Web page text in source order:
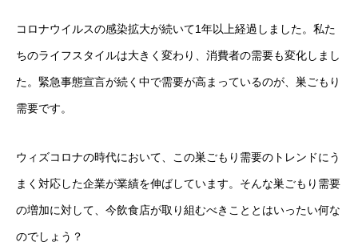
コロナウイルスの感染拡大が続いて1年以上経過しました。私た
ちのライフスタイルは大きく変わり、消費者の需要も変化しまし
た。緊急事態宣言が続く中で需要が高まっているのが、巣ごもり
需要です。
ウィズコロナの時代において、この巣ごもり需要のトレンドにう
まく対応した企業が業績を伸ばしています。そんな巣ごもり需要
の増加に対して、今飲食店が取り組むべきこととはいったい何な
のでしょう？